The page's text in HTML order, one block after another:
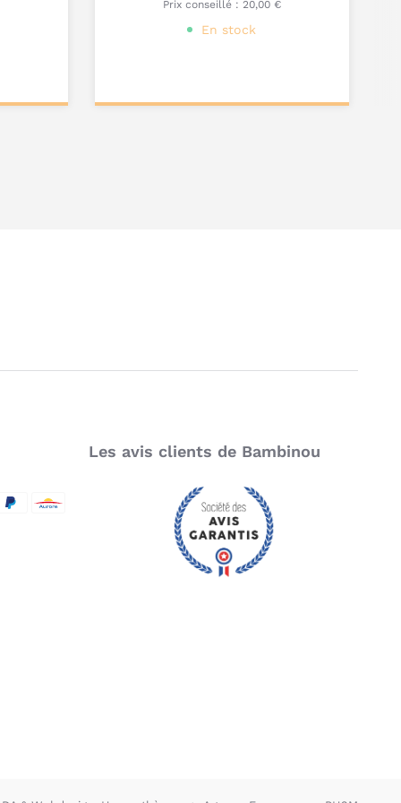
Prix conseillé : 20,00 €
En stock
Les avis clients de Bambinou